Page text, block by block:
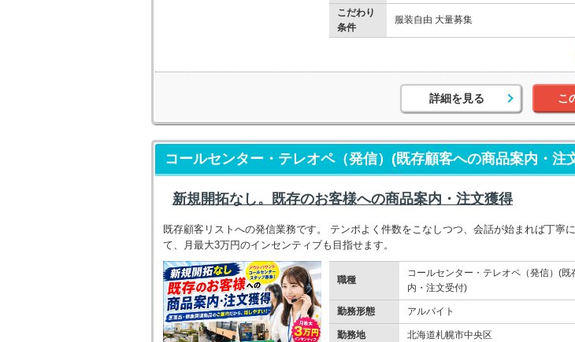
こだわり
条件
服装自由 大量募集
詳細を見る こ
コールセンター・テレオペ（発信）(既存顧客への商品案内・注
新規開拓なし。既存のお客様への商品案内・注文獲得
既存顧客リストへの発信業務です。 テンポよく件数をこなしつつ、会話が始まれば丁寧
て、月最大3万円のインセンティブも目指せます。
職種
コールセンター・テレオペ（発信）(既
内・注文受付)
勤務形態 アルバイト
勤務地 北海道札幌市中央区